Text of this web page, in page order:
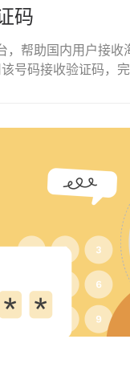
码
帮助国内用户接
号码接收验证码，完